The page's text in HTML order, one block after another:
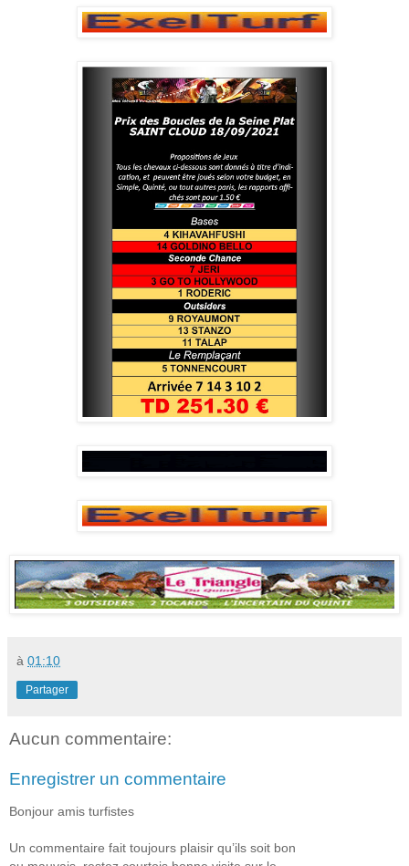
à 01:10
Partager
Aucun commentaire:
Enregistrer un commentaire
Bonjour amis turfistes
Un commentaire fait toujours plaisir qu’ils soit bon